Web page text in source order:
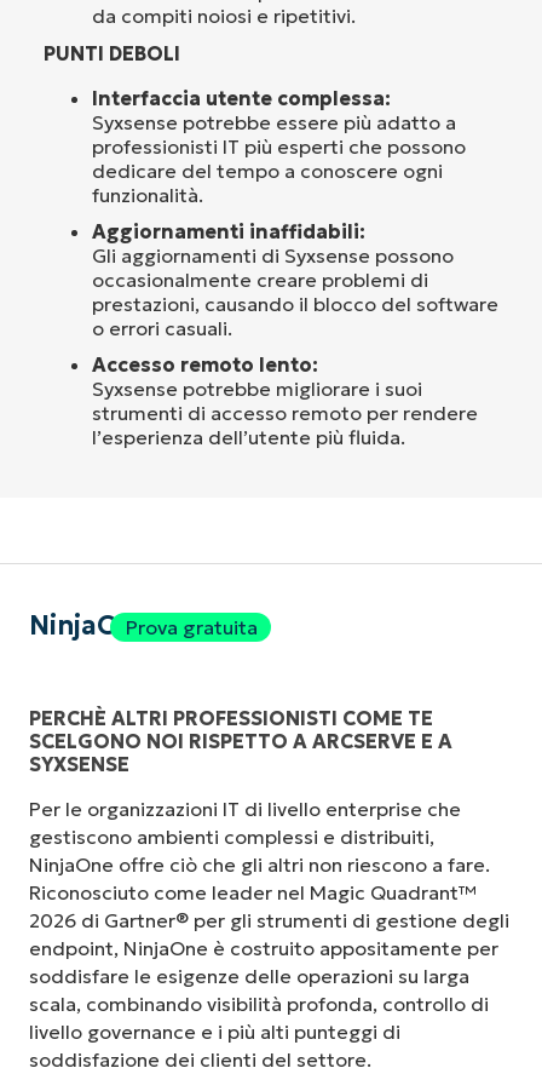
da compiti noiosi e ripetitivi.
PUNTI DEBOLI
Interfaccia utente complessa:
Syxsense potrebbe essere più adatto a
professionisti IT più esperti che possono
dedicare del tempo a conoscere ogni
funzionalità.
Aggiornamenti inaffidabili:
Gli aggiornamenti di Syxsense possono
occasionalmente creare problemi di
prestazioni, causando il blocco del software
o errori casuali.
Accesso remoto lento:
Syxsense potrebbe migliorare i suoi
strumenti di accesso remoto per rendere
l’esperienza dell’utente più fluida.
NinjaOneProva gratuita
PERCHÈ ALTRI PROFESSIONISTI COME TE
SCELGONO NOI RISPETTO A ARCSERVE E A
SYXSENSE
Per le organizzazioni IT di livello enterprise che
gestiscono ambienti complessi e distribuiti,
NinjaOne offre ciò che gli altri non riescono a fare.
Riconosciuto come leader nel Magic Quadrant™
2026 di Gartner® per gli strumenti di gestione degli
endpoint, NinjaOne è costruito appositamente per
soddisfare le esigenze delle operazioni su larga
scala, combinando visibilità profonda, controllo di
livello governance e i più alti punteggi di
soddisfazione dei clienti del settore.